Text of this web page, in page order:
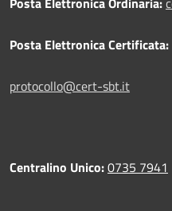
Posta Elettronica Certificata:
protocollo@cert-sbt.it
Centralino Unico:0735 7941